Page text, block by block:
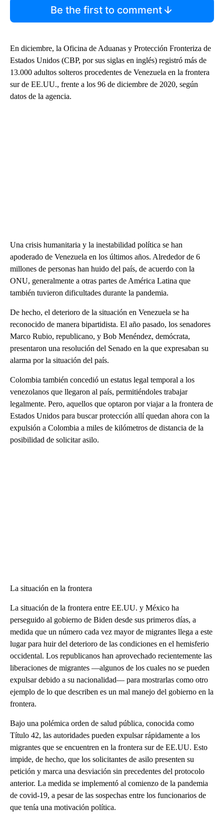
Be the first to comment
En diciembre, la Oficina de Aduanas y Protección Fronteriza de
Estados Unidos (CBP, por sus siglas en inglés) registró más de
13.000 adultos solteros procedentes de Venezuela en la frontera
sur de EE.UU., frente a los 96 de diciembre de 2020, según
datos de la agencia.
Una crisis humanitaria y la inestabilidad política se han
apoderado de Venezuela en los últimos años. Alrededor de 6
millones de personas han huido del país, de acuerdo con la
ONU, generalmente a otras partes de América Latina que
también tuvieron dificultades durante la pandemia.
De hecho, el deterioro de la situación en Venezuela se ha
reconocido de manera bipartidista. El año pasado, los senadores
Marco Rubio, republicano, y Bob Menéndez, demócrata,
presentaron una resolución del Senado en la que expresaban su
alarma por la situación del país.
Colombia también concedió un estatus legal temporal a los
venezolanos que llegaron al país, permitiéndoles trabajar
legalmente. Pero, aquellos que optaron por viajar a la frontera de
Estados Unidos para buscar protección allí quedan ahora con la
expulsión a Colombia a miles de kilómetros de distancia de la
posibilidad de solicitar asilo.
La situación en la frontera
La situación de la frontera entre EE.UU. y México ha
perseguido al gobierno de Biden desde sus primeros días, a
medida que un número cada vez mayor de migrantes llega a este
lugar para huir del deterioro de las condiciones en el hemisferio
occidental. Los republicanos han aprovechado recientemente las
liberaciones de migrantes ––algunos de los cuales no se pueden
expulsar debido a su nacionalidad–– para mostrarlas como otro
ejemplo de lo que describen es un mal manejo del gobierno en la
frontera.
Bajo una polémica orden de salud pública, conocida como
Título 42, las autoridades pueden expulsar rápidamente a los
migrantes que se encuentren en la frontera sur de EE.UU. Esto
impide, de hecho, que los solicitantes de asilo presenten su
petición y marca una desviación sin precedentes del protocolo
anterior. La medida se implementó al comienzo de la pandemia
de covid-19, a pesar de las sospechas entre los funcionarios de
que tenía una motivación política.